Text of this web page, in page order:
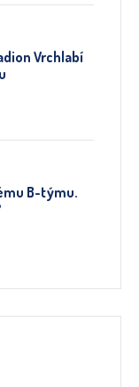
Vrchlabí
B-týmu.